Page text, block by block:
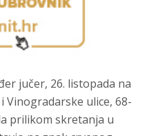
jučer, 26. listopada na
Vinogradarske ulice, 68-
prilikom skretanja u